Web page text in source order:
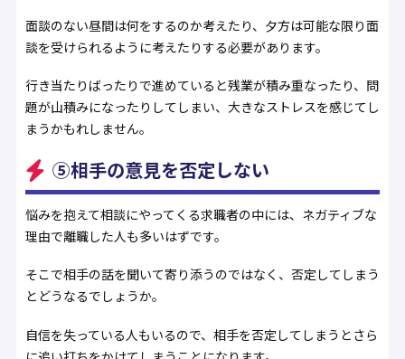
面談のない昼間は何をするのか考えたり、夕方は可能な限り面
談を受けられるように考えたりする必要があります。
行き当たりばったりで進めていると残業が積み重なったり、問
題が山積みになったりしてしまい、大きなストレスを感じてし
まうかもれしません。
⑤相手の意見を否定しない
悩みを抱えて相談にやってくる求職者の中には、ネガティブな
理由で離職した人も多いはずです。
そこで相手の話を聞いて寄り添うのではなく、否定してしまう
とどうなるでしょうか。
自信を失っている人もいるので、相手を否定してしまうとさら